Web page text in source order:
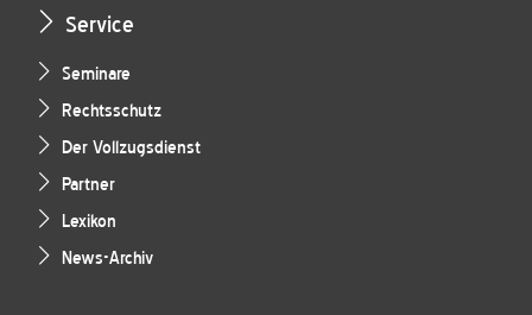
Service
Seminare
Rechtsschutz
Der Vollzugsdienst
Partner
Lexikon
News-Archiv